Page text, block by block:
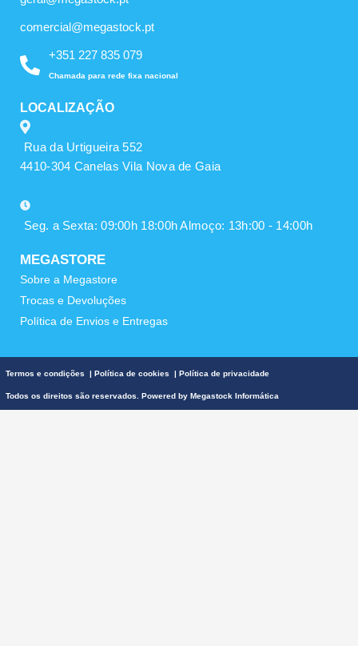
comercial@megastock.pt
+351 227 835 079
Chamada para rede fixa nacional
LOCALIZAÇÃO
Rua da Urtigueira 552
4410-304 Canelas Vila Nova de Gaia
Seg. a Sexta: 09:00h 18:00h Almoço: 13h:00 - 14:00h
MEGASTORE
Sobre a Megastore
Trocas e Devoluções
Política de Envios e Entregas
Termos e condições | Política de cookies | Política de privacidade
Todos os direitos são reservados. Powered by Megastock Informática